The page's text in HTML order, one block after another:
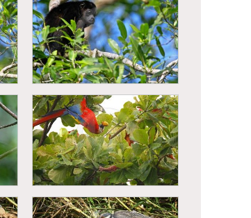
Singe hurleur a manteau
(Alouatta palliata)